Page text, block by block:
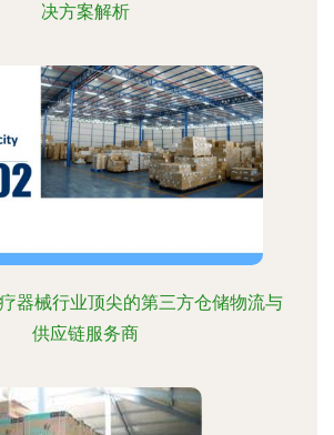
决方案解析
器械行业顶尖的第三方仓储物流与
供应链服务商